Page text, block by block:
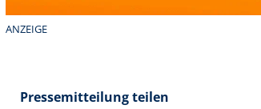
ANZEIGE
Pressemitteilung teilen